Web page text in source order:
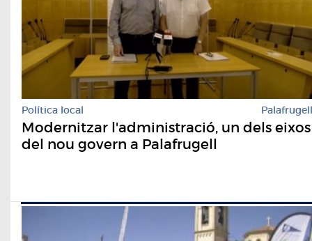
Política local Palafrugell
Modernitzar l'administració, un dels eixos
del nou govern a Palafrugell